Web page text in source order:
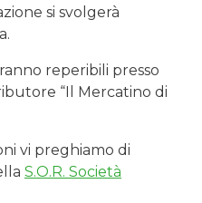
si svolgerà
reperibili presso
“Il Mercatino di
vi preghiamo di
S.O.R. Società